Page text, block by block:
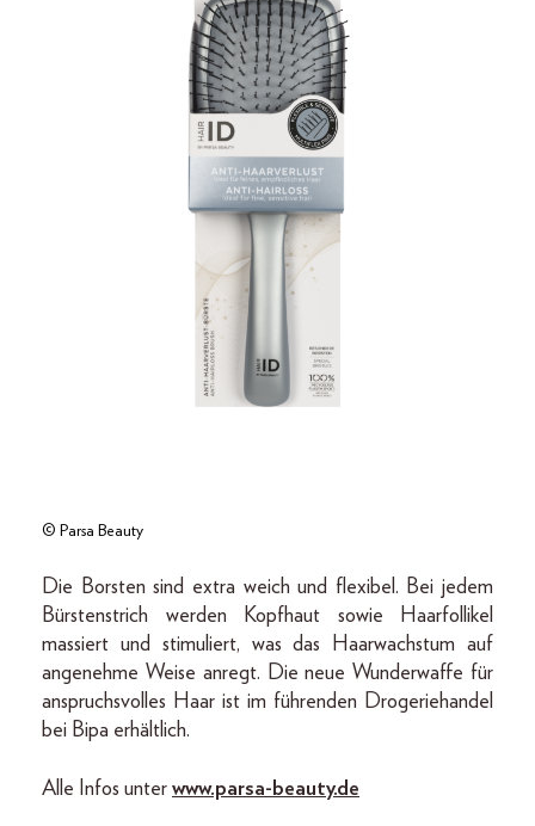
© Parsa Beauty
Die Borsten sind extra weich und flexibel. Bei jedem
Bürstenstrich werden Kopfhaut sowie Haarfollikel
massiert und stimuliert, was das Haarwachstum auf
angenehme Weise anregt. Die neue Wunderwaffe für
anspruchsvolles Haar ist im führenden Drogeriehandel
bei Bipa erhältlich.
Alle Infos unter www.parsa-beauty.de